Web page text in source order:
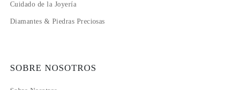
Cuidado de la Joyería
Diamantes & Piedras Preciosas
SOBRE NOSOTROS